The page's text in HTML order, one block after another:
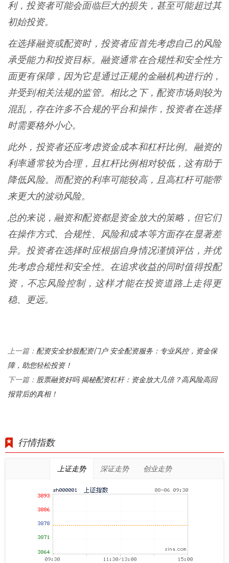
利，投资者可能会面临巨大的损失，甚至可能超过其
初始投资。
在选择融资或配资时，投资者应首先考虑自己的风险
承受能力和投资目标。融资通常在合规性和安全性方
面更有保障，因为它是通过正规的金融机构进行的，
并受到相关法规的监管。相比之下，配资市场则较为
混乱，存在许多不合规的平台和操作，投资者在选择
时需要格外小心。
此外，投资者还应考虑资金成本和杠杆比例。融资的
利率通常较为合理，且杠杆比例相对较低，这有助于
降低风险。而配资的利率可能较高，且高杠杆可能带
来更大的波动风险。
总的来说，融资和配资都是资金放大的策略，但它们
在操作方式、合规性、风险和成本等方面存在显著差
异。投资者在选择时应根据自身情况谨慎评估，并优
先考虑合规性和安全性。在追求收益的同时值得投配
资，不忘风险控制，这样才能在投资道路上走得更
稳、更远。
上一篇： 配资安全炒股配资门户 安全配资服务：专业风控，资金保
障，助您轻松投资！
下一篇： 股票融资好吗 揭秘配资杠杆：资金放大几倍？高风险高回
报背后的真相！
行情指数
上证走势 深证走势 创业走势